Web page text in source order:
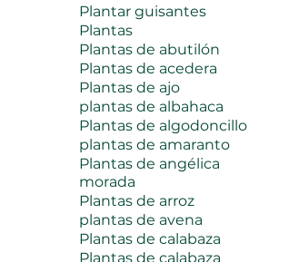
Plantar guisantes
Plantas
Plantas de abutilón
Plantas de acedera
Plantas de ajo
plantas de albahaca
Plantas de algodoncillo
plantas de amaranto
Plantas de angélica
morada
Plantas de arroz
plantas de avena
Plantas de calabaza
Plantas de calabaza